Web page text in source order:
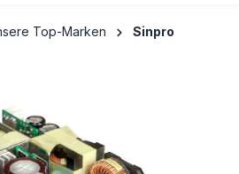
Top-Marken Sinpro